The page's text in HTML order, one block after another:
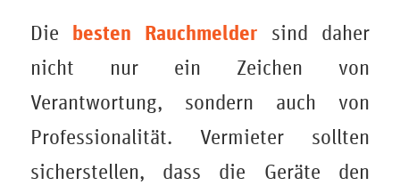
Die besten Rauchmelder sind daher
nicht nur ein Zeichen von
Verantwortung, sondern auch von
Professionalität. Vermieter sollten
sicherstellen, dass die Geräte den